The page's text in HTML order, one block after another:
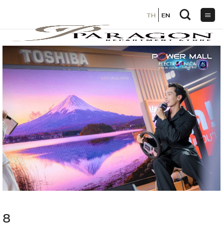
8
TH EN
TH EN